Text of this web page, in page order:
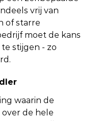
vrij van
of starre
moet de kans
stijgen - zo
waarin de
de hele